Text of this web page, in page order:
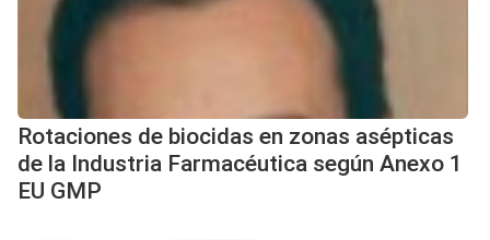
Rotaciones de biocidas en zonas asépticas
de la Industria Farmacéutica según Anexo 1
EU GMP